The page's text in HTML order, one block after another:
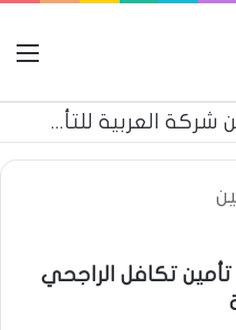
تكافل التأمينية
تكافل الراجحي